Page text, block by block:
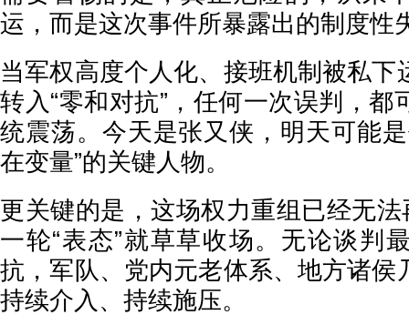
运，而是这次事件所暴露出的制度性
当军权高度个人化、接班机制被私下
转入“零和对抗”，任何一次误判，都
统震荡。今天是张又侠，明天可能
在变量”的关键人物。
更关键的是，这场权力重组已经无法
一轮“表态”就草草收场。无论谈判
抗，军队、党内元老体系、地方诸侯
持续介入、持续施压。